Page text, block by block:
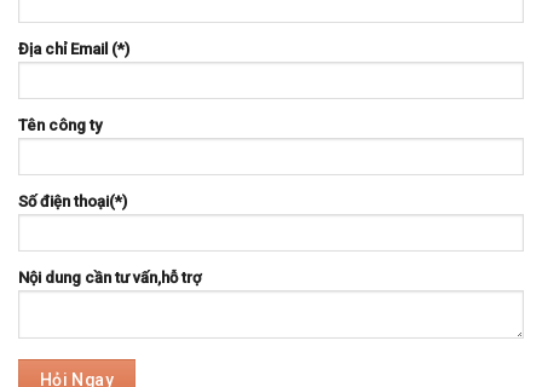
Địa chỉ Email (*)
Tên công ty
Số điện thoại(*)
Nội dung cần tư vấn,hỗ trợ